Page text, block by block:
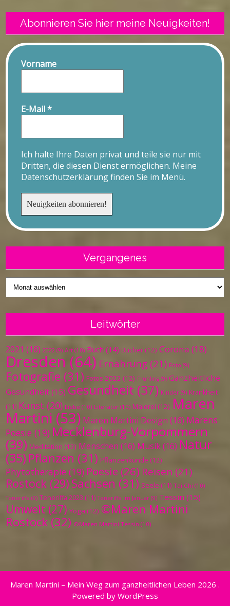
Abonnieren Sie hier meine Neuigkeiten!
Vorname
E-Mail*
Ich halte Ihre Daten privat und teile sie nur mit
Dritten, die diesen Dienst ermöglichen. Meine
Datenschutzerklärung finden Sie im Menü.
Vergangenes
Vergangenes
Leitwörter
2021 (16) 2022 (9) Art (10) Buch (14) Bücher (12) Corona (18)
Dresden (64) Ernährung (21) Foto (9)
Fotografie (31) Fotos 2022 (12) Frühling (9) Ganzheitliche
Gesundheit (15) Gesundheit (37) Kinder (9) Krankheit
(11) Kunst (20) Liebe (10) Literatur (10) Malerei (12) Maren
Martini (53) Maren Martini Design (16) Marens
Poesie (19) Mecklenburg-Vorpommern
(39) Meditation (12) Menschen (16) Musik(16) Natur
(35) Pflanzen (31) Pflanzenkunde (12)
Phytotherapie (19) Poesie (26) Reisen (21)
Rostock (29) Sachsen (31) Seele (11) Tai Chi (10)
Teneriffa (9) Teneriffa 2023 (11) Teneriffa im Januar (9) Tessin (15)
Umwelt (27) Yoga (12) ©Maren Martini
Rostock (32) ©Maren Martini Tessin (10)
Maren Martini – Mein Weg zum ganzheitlichen Leben 2026 .
Powered by WordPress